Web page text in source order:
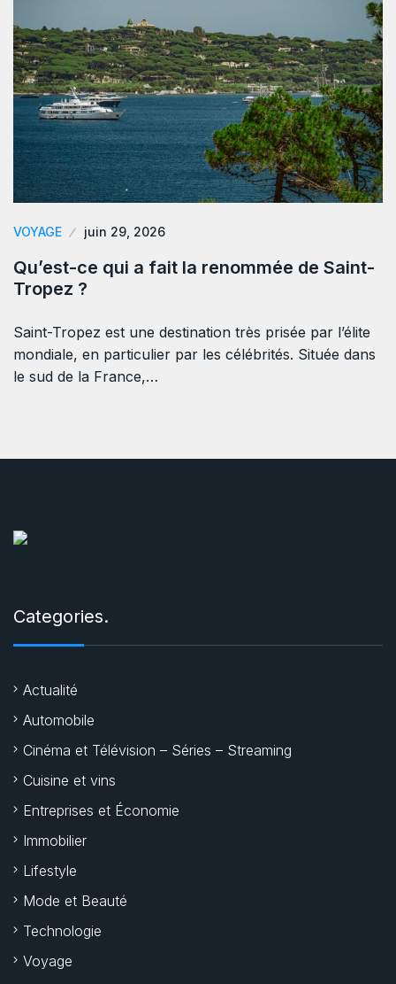
VOYAGE juin 29, 2026
Qu’est-ce qui a fait la renommée de Saint-
Tropez ?
Saint-Tropez est une destination très prisée par l’élite
mondiale, en particulier par les célébrités. Située dans
le sud de la France,…
Categories.
Actualité
Automobile
Cinéma et Télévision – Séries – Streaming
Cuisine et vins
Entreprises et Économie
Immobilier
Lifestyle
Mode et Beauté
Technologie
Voyage